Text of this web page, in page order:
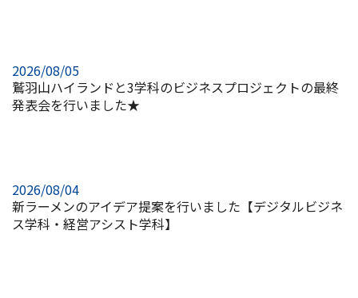
2026/08/05
鷲羽山ハイランドと3学科のビジネスプロジェクトの最終
発表会を行いました★
2026/08/04
新ラーメンのアイデア提案を行いました【デジタルビジネ
ス学科・経営アシスト学科】